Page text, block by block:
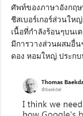
ศัพท์ของภาษาอังกฤ
ชีสเบอร์เกอร์ส่วนให
เนื้อที่กำลังร้อนๆบนเ
มีการวางส่วนผสมอื่น
ดอง หอมใหญ่ ประก